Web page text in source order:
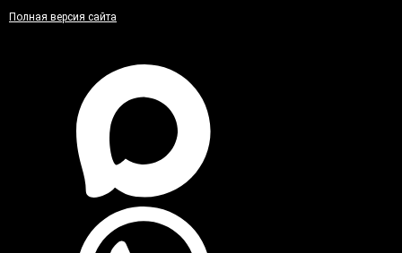
Полная версия сайта